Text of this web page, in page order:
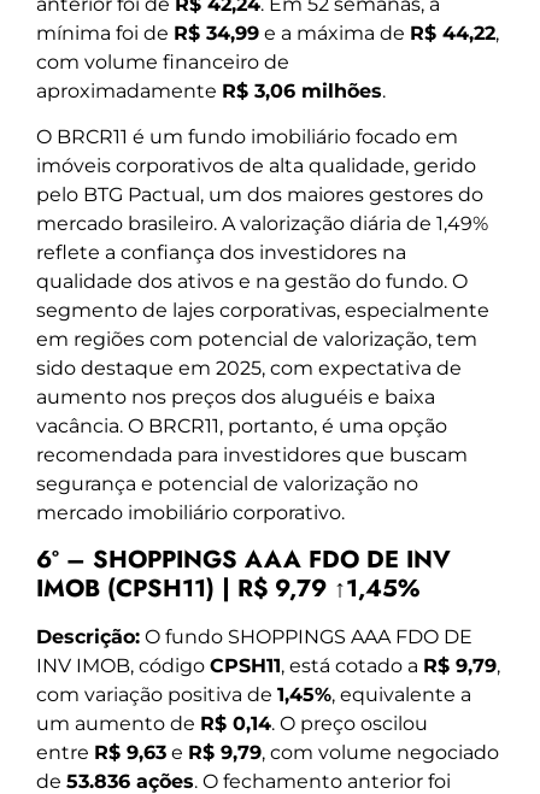
mínima foi de R$ 34,99 e a máxima de R$ 44,22,
com volume financeiro de
aproximadamente R$ 3,06 milhões.
O BRCR11 é um fundo imobiliário focado em
imóveis corporativos de alta qualidade, gerido
pelo BTG Pactual, um dos maiores gestores do
mercado brasileiro. A valorização diária de 1,49%
reflete a confiança dos investidores na
qualidade dos ativos e na gestão do fundo. O
segmento de lajes corporativas, especialmente
em regiões com potencial de valorização, tem
sido destaque em 2025, com expectativa de
aumento nos preços dos aluguéis e baixa
vacância. O BRCR11, portanto, é uma opção
recomendada para investidores que buscam
segurança e potencial de valorização no
mercado imobiliário corporativo.
6º – SHOPPINGS AAA FDO DE INV
IMOB (CPSH11) | R$ 9,79 ↑1,45%
Descrição: O fundo SHOPPINGS AAA FDO DE
INV IMOB, código CPSH11, está cotado a R$ 9,79,
com variação positiva de 1,45%, equivalente a
um aumento de R$ 0,14. O preço oscilou
entre R$ 9,63 e R$ 9,79, com volume negociado
de 53.836 ações. O fechamento anterior foi